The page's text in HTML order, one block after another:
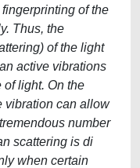
of the
Thus, the
of the light
active vibrations
of light. On the
vibration can allow
number
scattering is di
when certain